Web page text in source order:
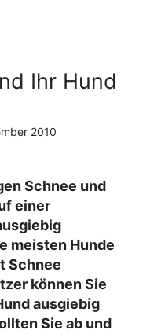
Ihr Hund
2010
Schnee und
einer
meisten Hunde
Schnee
können Sie
ausgiebig
Sie ab und